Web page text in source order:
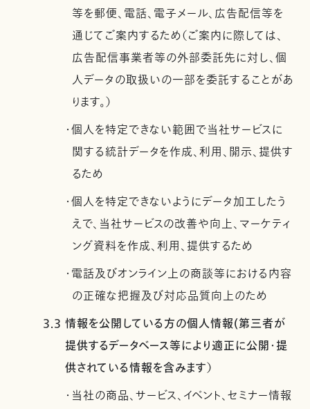
等を郵便、電話、電子メール、広告配信等を
通じてご案内するため（ご案内に際しては、
広告配信事業者等の外部委託先に対し、個
人データの取扱いの一部を委託することがあ
ります。）
・個人を特定できない範囲で当社サービスに
関する統計データを作成、利用、開示、提供す
るため
・個人を特定できないようにデータ加工したう
えで、当社サービスの改善や向上、マーケティ
ング資料を作成、利用、提供するため
・電話及びオンライン上の商談等における内容
の正確な把握及び対応品質向上のため
3.3 情報を公開している方の個人情報(第三者が
提供するデータベース等により適正に公開・提
供されている情報を含みます）
・当社の商品、サービス、イベント、セミナー情報